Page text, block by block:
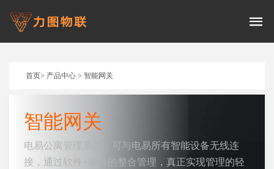
zhinengwangguan
首页> 产品中心> 智能网关
智能网关
​电易公寓管理系统，可与电易所有智能设备无线连
接，通过软件+硬件的整合管理，真正实现管理的轻